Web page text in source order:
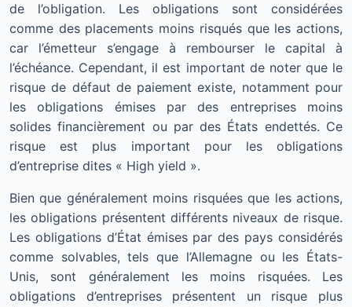
de l’obligation. Les obligations sont considérées
comme des placements moins risqués que les actions,
car l’émetteur s’engage à rembourser le capital à
l’échéance. Cependant, il est important de noter que le
risque de défaut de paiement existe, notamment pour
les obligations émises par des entreprises moins
solides financièrement ou par des États endettés. Ce
risque est plus important pour les obligations
d’entreprise dites « High yield ».
Bien que généralement moins risquées que les actions,
les obligations présentent différents niveaux de risque.
Les obligations d’État émises par des pays considérés
comme solvables, tels que l’Allemagne ou les États-
Unis, sont généralement les moins risquées. Les
obligations d’entreprises présentent un risque plus